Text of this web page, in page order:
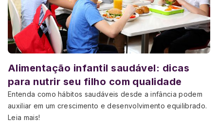
Alimentação infantil saudável: dicas
para nutrir seu filho com qualidade
Entenda como hábitos saudáveis desde a infância podem
auxiliar em um crescimento e desenvolvimento equilibrado.
Leia mais!